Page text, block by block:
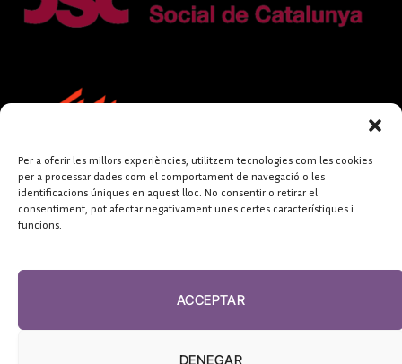
Per a oferir les millors experiències, utilitzem tecnologies com les cookies
per a processar dades com el comportament de navegació o les
identificacions úniques en aquest lloc. No consentir o retirar el
consentiment, pot afectar negativament unes certes característiques i
funcions.
ACCEPTAR
DENEGAR
FUNDACIÓ